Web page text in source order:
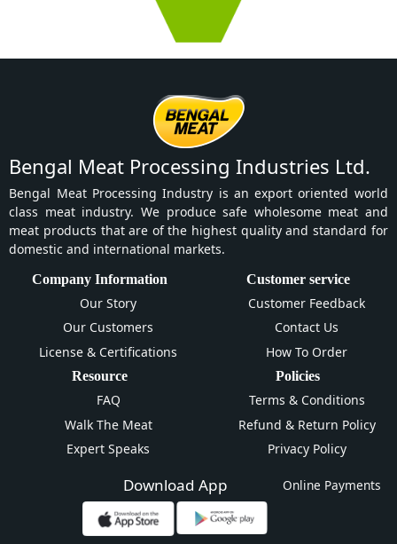
Bengal Meat Processing Industries Ltd.
Bengal Meat Processing Industry is an export oriented world
class meat industry. We produce safe wholesome meat and
meat products that are of the highest quality and standard for
domestic and international markets.
Company Information
Our Story
Our Customers
License & Certifications
Customer service
Customer Feedback
Contact Us
How To Order
Resource
FAQ
Walk The Meat
Expert Speaks
Policies
Terms & Conditions
Refund & Return Policy
Privacy Policy
Download App Online Payments